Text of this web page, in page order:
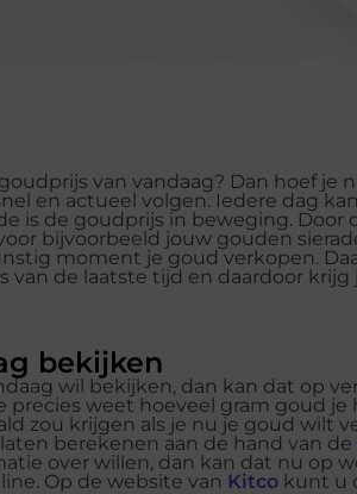
van vandaag? Dan hoef je
en actueel volgen. Iedere dag
is de goudprijs in beweging. Door
bijvoorbeeld jouw gouden
moment je goud verkopen.
van de laatste tijd en daardoor
bekijken
wil bekijken, dan kan dat op
precies weet hoeveel gram goud
zou krijgen als je nu je goud wilt
berekenen aan de hand van de
over willen, dan kan dat nu op
Op de website van Kitco kunt u